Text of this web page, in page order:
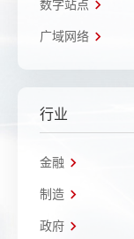
数字站点
广域网络
行业
金融
制造
政府